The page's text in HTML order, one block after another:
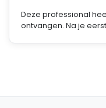
Deze professional
ontvangen. Na je